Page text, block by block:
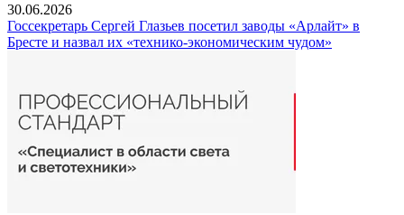
30.06.2026
Госсекретарь Сергей Глазьев посетил заводы «Арлайт» в
Бресте и назвал их «технико-экономическим чудом»